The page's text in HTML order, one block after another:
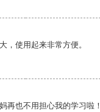
，使用起来非常方便。
再也不用担心我的学习啦！